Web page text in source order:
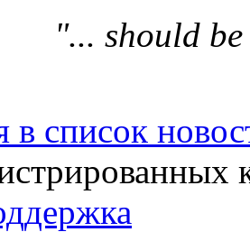
"... should
в список